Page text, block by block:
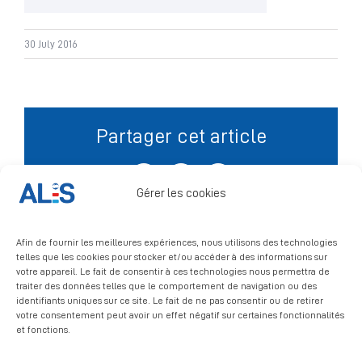
Gérer les cookies
Afin de fournir les meilleures expériences, nous utilisons des technologies
telles que les cookies pour stocker et/ou accéder à des informations sur
votre appareil. Le fait de consentir à ces technologies nous permettra de
traiter des données telles que le comportement de navigation ou des
identifiants uniques sur ce site. Le fait de ne pas consentir ou de retirer
votre consentement peut avoir un effet négatif sur certaines fonctionnalités
et fonctions.
Signalement
30 July 2016
Partager cet article